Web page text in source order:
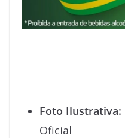
Foto Ilustrativa:
Oficial